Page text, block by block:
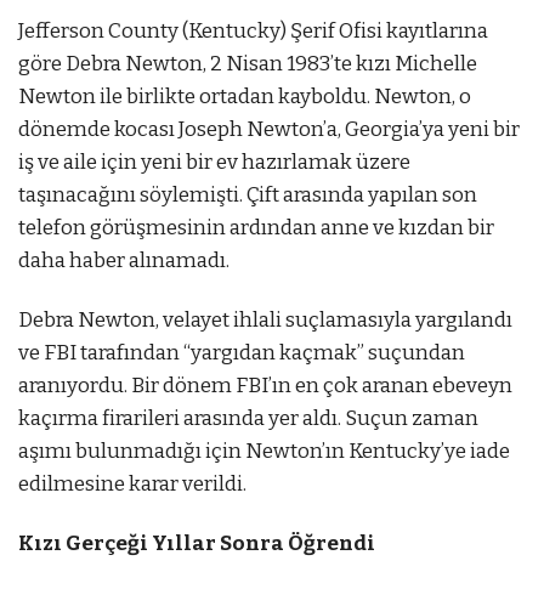
Jefferson County (Kentucky) Şerif Ofisi kayıtlarına
göre Debra Newton, 2 Nisan 1983’te kızı Michelle
Newton ile birlikte ortadan kayboldu. Newton, o
dönemde kocası Joseph Newton’a, Georgia’ya yeni bir
iş ve aile için yeni bir ev hazırlamak üzere
taşınacağını söylemişti. Çift arasında yapılan son
telefon görüşmesinin ardından anne ve kızdan bir
daha haber alınamadı.
Debra Newton, velayet ihlali suçlamasıyla yargılandı
ve FBI tarafından “yargıdan kaçmak” suçundan
aranıyordu. Bir dönem FBI’ın en çok aranan ebeveyn
kaçırma firarileri arasında yer aldı. Suçun zaman
aşımı bulunmadığı için Newton’ın Kentucky’ye iade
edilmesine karar verildi.
Kızı Gerçeği Yıllar Sonra Öğrendi